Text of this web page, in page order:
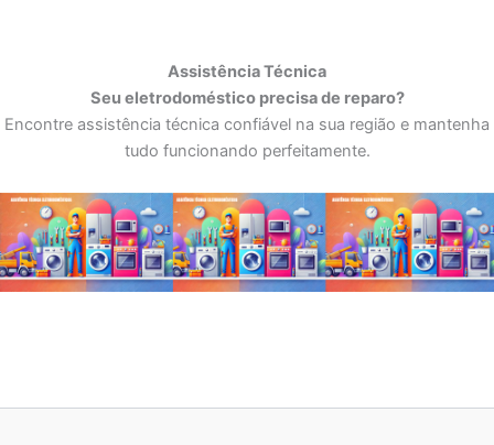
Assistência Técnica
Seu eletrodoméstico precisa de reparo?
Encontre assistência técnica confiável na sua região e mantenha
tudo funcionando perfeitamente.